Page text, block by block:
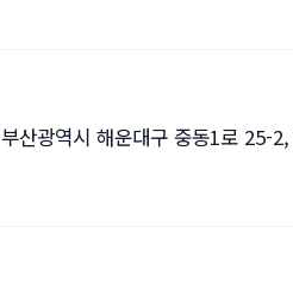
부산광역시 해운대구 중동1로 25-